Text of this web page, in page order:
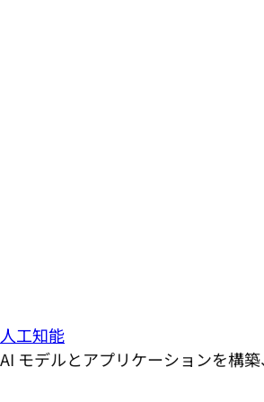
人工知能
AI モデルとアプリケーションを構